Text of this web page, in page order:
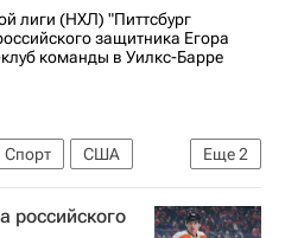
лиги (НХЛ) "Питтсбург
защитника Егора
команды в Уилкс-Барре
Еще2
Спорт
США
(НХЛ)
российского